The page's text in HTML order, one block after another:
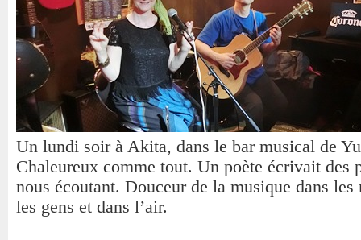
Un lundi soir à Akita, dans le bar musical de
Chaleureux comme tout. Un poète écrivait des
nous écoutant. Douceur de la musique dans les
les gens et dans l’air.